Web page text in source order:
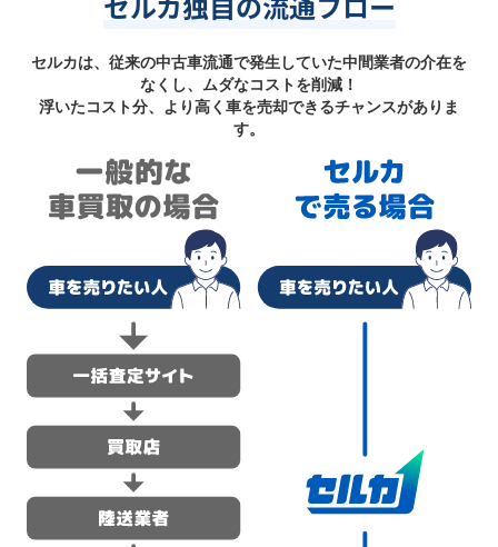
セルカは、従来の中古車流通で発生していた中間業者の介在を
なくし、ムダなコストを削減！
浮いたコスト分、より高く車を売却できるチャンスがありま
す。